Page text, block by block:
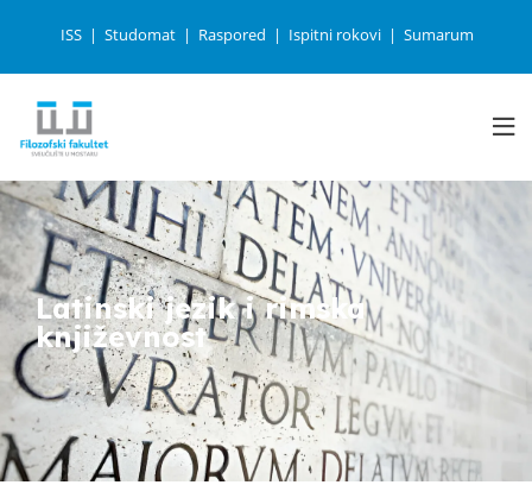
ISS Studomat Raspored Ispitni rokovi Sumarum
Latinski jezik i rimska
književnost